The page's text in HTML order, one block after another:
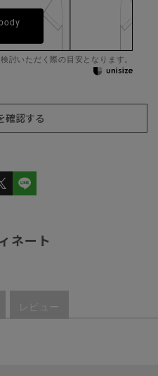
討いただく際の目安となります。
ネート
レビュー